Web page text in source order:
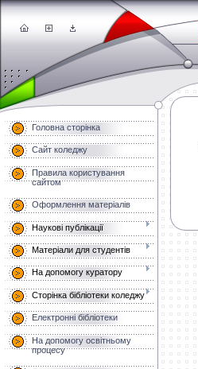
Головна сторінка
Сайт коледжу
Правила користування
сайтом
Оформлення матеріалів
Наукові публікації
Матеріали для студентів
На допомогу куратору
Сторінка бібліотеки коледжу
Електронні бібліотеки
На допомогу освітньому
процесу